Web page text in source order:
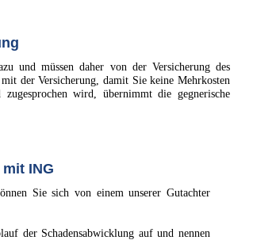
und müssen daher von der Versicherung des
der Versicherung, damit Sie keine Mehrkosten
wird, übernimmt die gegnerische
ING
Sie sich von einem unserer Gutachter
der Schadensabwicklung auf und nennen